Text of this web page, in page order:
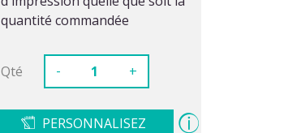
quantité commandée
Qté - +
PERSONNALISEZ